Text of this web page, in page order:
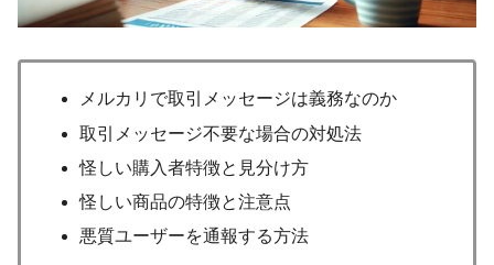
メルカリで取引メッセージは義務なのか
取引メッセージ不要な場合の対処法
怪しい購入者特徴と見分け方
怪しい商品の特徴と注意点
悪質ユーザーを通報する方法